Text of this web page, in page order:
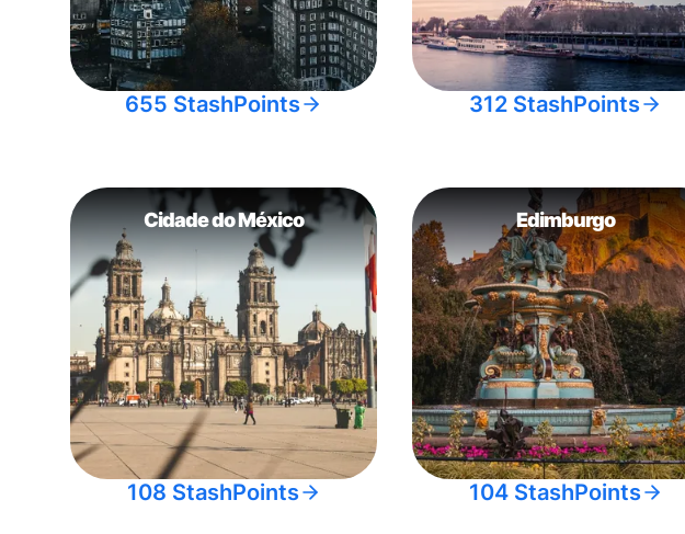
655 StashPoints 312 StashPoints
Cidade do México
108 StashPoints
Edimburgo
104 StashPoints